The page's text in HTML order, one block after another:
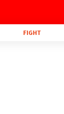
FIGHT